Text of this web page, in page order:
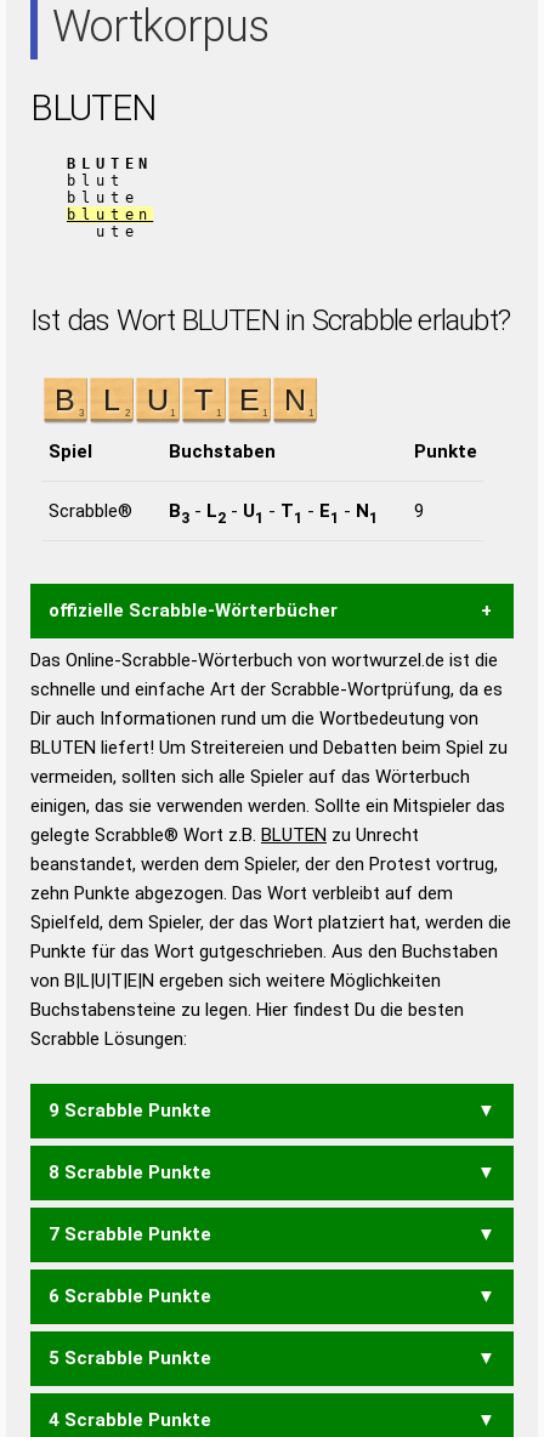
Wortkorpus
BLUTEN
BLUTEN
blut
blute
bluten
ute
Ist das Wort BLUTEN in Scrabble erlaubt?
Spiel Buchstaben Punkte
Scrabble® B3 - L2 - U1 - T1 - E1 - N1 9
offizielle Scrabble-Wörterbücher
Wortwurzel liefert mit Hilfe eines semantischen
Wortanalyse-Algorithmus gute Anhaltspunkte zu
Wortbedeutung, Worttrennung und Wortform, um die
Gültigkeit eines Wortes für das Scrabble-Spiel zu
bestimmen!
zugelassene Turnier Scrabble-
Wörterbücher sind:
Duden – Standardwerk in 12 Bänden
Duden – Richtiges und gutes
Deutsch
Duden – Die deutsche Grammatik
Duden – Deutsches
Das Online-Scrabble-Wörterbuch von wortwurzel.de ist die
schnelle und einfache Art der Scrabble-Wortprüfung, da es
Dir auch Informationen rund um die Wortbedeutung von
BLUTEN liefert! Um Streitereien und Debatten beim Spiel zu
vermeiden, sollten sich alle Spieler auf das Wörterbuch
einigen, das sie verwenden werden. Sollte ein Mitspieler das
gelegte Scrabble® Wort z.B. BLUTEN zu Unrecht
beanstandet, werden dem Spieler, der den Protest vortrug,
zehn Punkte abgezogen. Das Wort verbleibt auf dem
Spielfeld, dem Spieler, der das Wort platziert hat, werden die
Punkte für das Wort gutgeschrieben. Aus den Buchstaben
von B|L|U|T|E|N ergeben sich weitere Möglichkeiten
Buchstabensteine zu legen. Hier findest Du die besten
Scrabble Lösungen:
9 Scrabble Punkte
8 Scrabble Punkte
BEULT BLEUT
7 Scrabble Punkte
BELT BEUL BLEU BULT
TUBEN
6 Scrabble Punkte
BEL LEB BETU BEUT
5 Scrabble Punkte
BEN BET ULEN
4 Scrabble Punkte